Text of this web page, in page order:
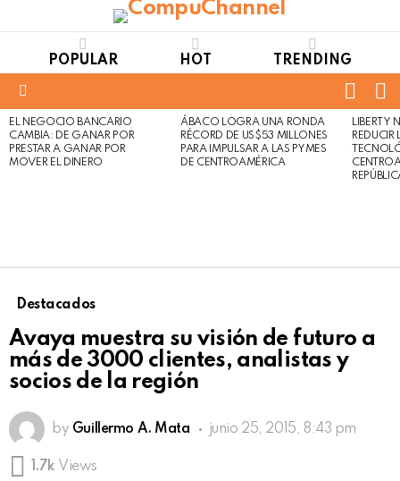
POPULAR HOT TRENDING
LATEST
STORIES
EL NEGOCIO BANCARIO
CAMBIA: DE GANAR POR
PRESTAR A GANAR POR
MOVER EL DINERO
Not
Safe
For
Click
to
view
ÁBACO LOGRA UNA RONDA
RÉCORD DE US$53 MILLONES
PARA IMPULSAR A LAS PYMES
DE CENTROAMÉRICA
LIBERTY
REDUCIR
Destacados
Avaya muestra su visión de futuro a
más de 3000 clientes, analistas y
socios de la región
by Guillermo A. Mata junio 25, 2015, 8:43 pm
1.7k Views